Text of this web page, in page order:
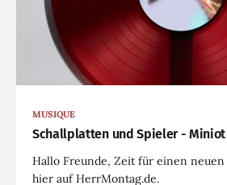
MUSIQUE
Schallplatten und Spieler - Miniot
Hallo Freunde, Zeit für einen neuen
hier auf HerrMontag.de.